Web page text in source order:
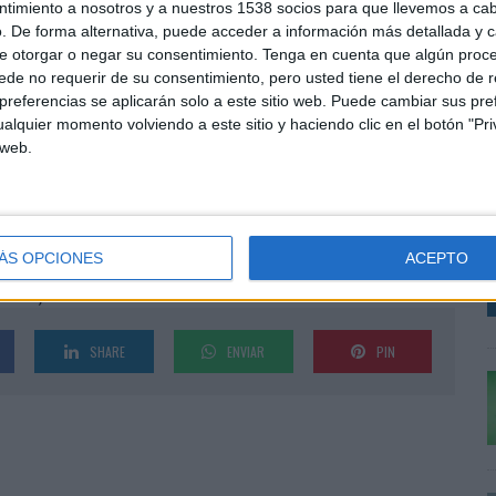
a nosotros y a nuestros 1538 socios para que llevemos a
De forma alternativa, puede acceder a información más detallada y
otorgar o negar su consentimiento. Tenga en cuenta que algún
no requerir de su consentimiento, pero usted tiene el derecho de
se aplicarán solo a este sitio web. Puede cambiar sus
momento volviendo a este sitio y haciendo clic en el botón
OPCIONES ACEPTO
además de oficinas en Madrid y Alicante.
perfil integral y 360 a finales de 2016, tras
consultora independiente igualmente
corporativa, creación de contenidos y relaciones
y contratación de nuevos perfiles profesionales
digital y smart data a lo largo de 2017.
y creatividad a producción de contenidos, gestión
producto digital, publicidad programática, SEO y
año 2017 con una facturación estimada por
internas. “Para 2018 las previsiones de negocio
Jiménez.
SHARE ENVIAR PIN